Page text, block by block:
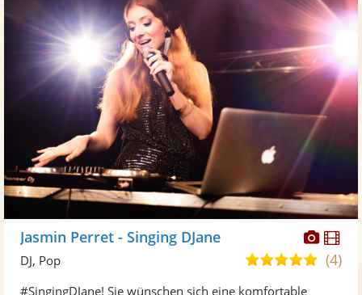
Jasmin Perret - Singing DJane
5,0(4)
DJ, Pop
#SingingDJane! Sie wünschen sich eine komfortable